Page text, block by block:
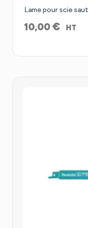
Lame pour scie
10,00€ HT